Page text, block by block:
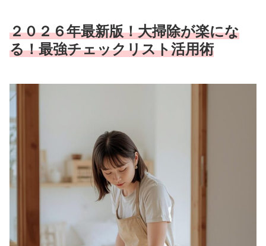
２０２６年最新版！大掃除が楽にな
る！最強チェックリスト活用術